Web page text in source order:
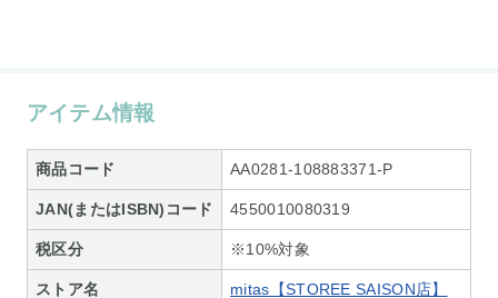
アイテム情報
商品コード AA0281-108883371-P
JAN(またはISBN)コード 4550010080319
税区分 ※10%対象
ストア名 mitas【STOREE SAISON店】